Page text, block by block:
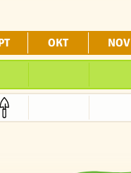
OKT NOV